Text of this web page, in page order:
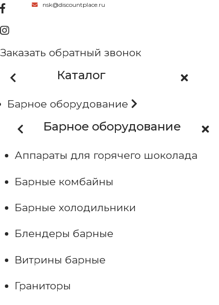
nsk@discountplace.ru
Заказать обратный звонок
Каталог
Барное оборудование
Барное оборудование
Аппараты для горячего шоколада
Барные комбайны
Барные холодильники
Блендеры барные
Витрины барные
Граниторы